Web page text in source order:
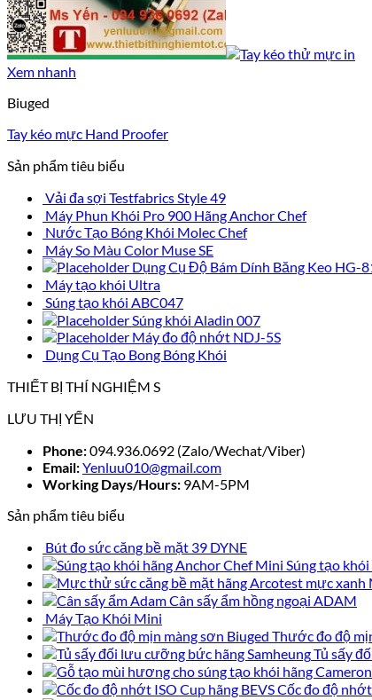
Xem nhanh
Biuged
Tay kéo mực Hand Proofer
Sản phẩm tiêu biểu
Vải đa sợi Testfabrics Style 49
Máy Phun Khói Pro 900 Hãng Anchor Chef
Nước Tạo Bóng Khói Molec Chef
Máy So Màu Color Muse SE
Dụng Cụ Độ Bám Dính Băng Keo HG-
Máy tạo khói Ultra
Súng tạo khói ABC047
Súng khói Aladin 007
Máy đo độ nhớt NDJ-5S
Dụng Cụ Tạo Bong Bóng Khói
THIẾT BỊ THÍ NGHIỆM S
LƯU THỊ YẾN
Phone:094.936.0692 (Zalo/Wechat/Viber)
Email:Yenluu010@gmail.com
Working Days/Hours: 9AM-5PM
Sản phẩm tiêu biểu
Bút đo sức căng bề mặt 39 DYNE
Súng tạo
Cân sấy ẩm hồng ngoại ADAM
Máy Tạo Khói Mini
Thước đo độ
Tủ sấy
Cốc đo độ